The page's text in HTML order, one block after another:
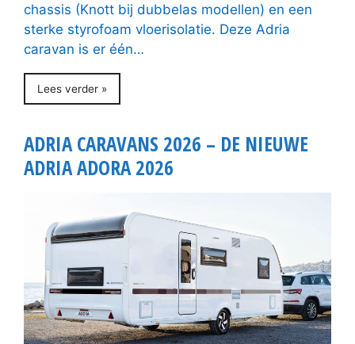
chassis (Knott bij dubbelas modellen) en een
sterke styrofoam vloerisolatie. Deze Adria
caravan is er één…
Lees verder »
ADRIA CARAVANS 2026 – DE NIEUWE
ADRIA ADORA 2026